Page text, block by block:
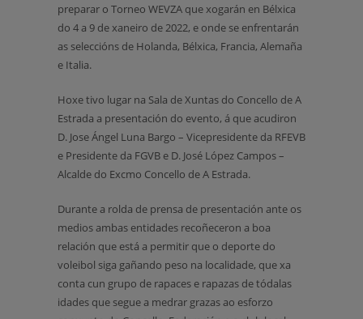
preparar o Torneo WEVZA que xogarán en Bélxica
do 4 a 9 de xaneiro de 2022, e onde se enfrentarán
as seleccións de Holanda, Bélxica, Francia, Alemaña
e Italia.
Hoxe tivo lugar na Sala de Xuntas do Concello de A
Estrada a presentación do evento, á que acudiron
D. Jose Ángel Luna Bargo – Vicepresidente da RFEVB
e Presidente da FGVB e D. José López Campos –
Alcalde do Excmo Concello de A Estrada.
Durante a rolda de prensa de presentación ante os
medios ambas entidades recoñeceron a boa
relación que está a permitir que o deporte do
voleibol siga gañando peso na localidade, que xa
conta cun grupo de rapaces e rapazas de tódalas
idades que segue a medrar grazas ao esforzo